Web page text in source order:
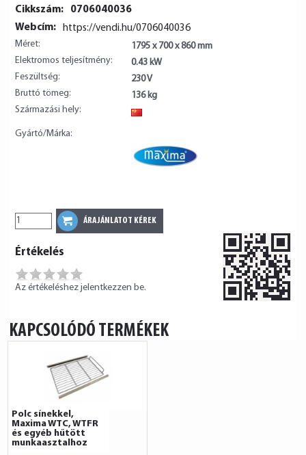
Cikkszám:
0706040036
Webcím:
https://vendi.hu/0706040036
Méret:
1795 x 700 x 860 mm
Elektromos teljesítmény:
0.43 kW
Feszültség:
230 V
Bruttó tömeg:
136 kg
Származási hely:
Gyártó/Márka:
Értékelés
Az értékeléshez jelentkezzen be.
KAPCSOLÓDÓ TERMÉKEK
Polc sínekkel,
Maxima WTC, WTFR
és egyéb hűtött
munkaasztalhoz